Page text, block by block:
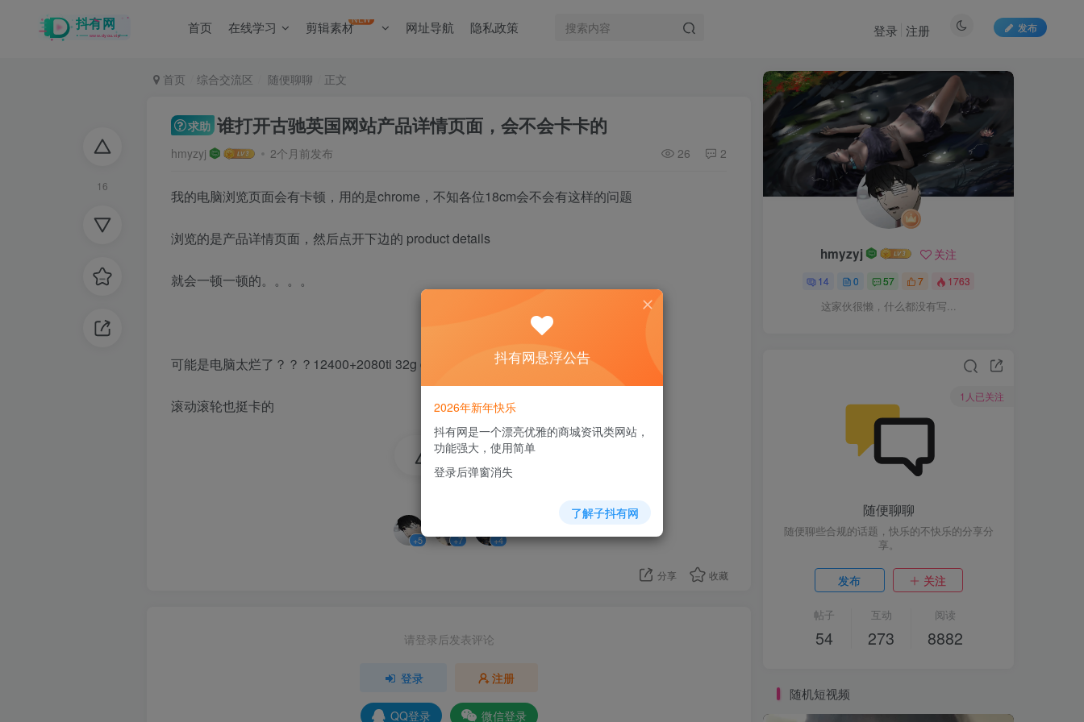
首页 在线学习 剪辑素材NEW 网址导航 隐私政策 发布
登录 注册
16
首页 综合交流区 随便聊聊 正文
求助 谁打开古驰英国网站产品详情页面，会不会卡卡的
hmyzyj 2个月前发布 26 2
我的电脑浏览页面会有卡顿，用的是chrome，不知各位18cm会不会有这样的问题
浏览的是产品详情页面，然后点开下边的 product details
就会一顿一顿的。。。。
可能是电脑太烂了？？？12400+2080ti 32g ddr4
滚动滚轮也挺卡的
16
+5 +7 +4
分享 收藏
请登录后发表评论
登录 注册
QQ登录 微信登录
hmyzyj 关注
14 0 57 7 1763
这家伙很懒，什么都没有写...
1人已关注
随便聊聊
随便聊些合规的话题，快乐的不快乐的分享分
享。
发布 关注
帖子
54
互动
273
阅读
8882
随机短视频
抖有网悬浮公告
2026年新年快乐
抖有网是一个漂亮优雅的商城资讯类网站，
功能强大，使用简单
登录后弹窗消失
了解子抖有网